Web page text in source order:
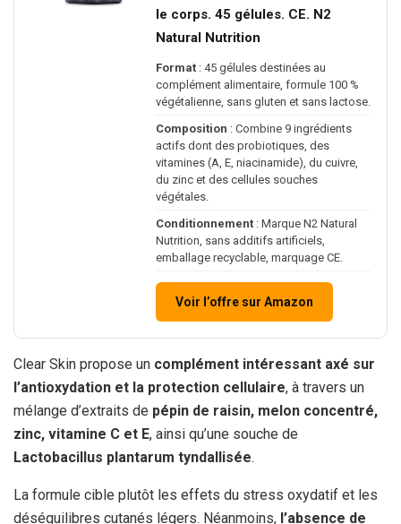
le corps. 45 gélules. CE. N2
Natural Nutrition
Format : 45 gélules destinées au
complément alimentaire, formule 100 %
végétalienne, sans gluten et sans lactose.
Composition : Combine 9 ingrédients
actifs dont des probiotiques, des
vitamines (A, E, niacinamide), du cuivre,
du zinc et des cellules souches
végétales.
Conditionnement : Marque N2 Natural
Nutrition, sans additifs artificiels,
emballage recyclable, marquage CE.
Voir l’offre sur Amazon
Clear Skin propose un complément intéressant axé sur
l’antioxydation et la protection cellulaire, à travers un
mélange d’extraits de pépin de raisin, melon concentré,
zinc, vitamine C et E, ainsi qu’une souche de
Lactobacillus plantarum tyndallisée.
La formule cible plutôt les effets du stress oxydatif et les
déséquilibres cutanés légers. Néanmoins, l’absence de